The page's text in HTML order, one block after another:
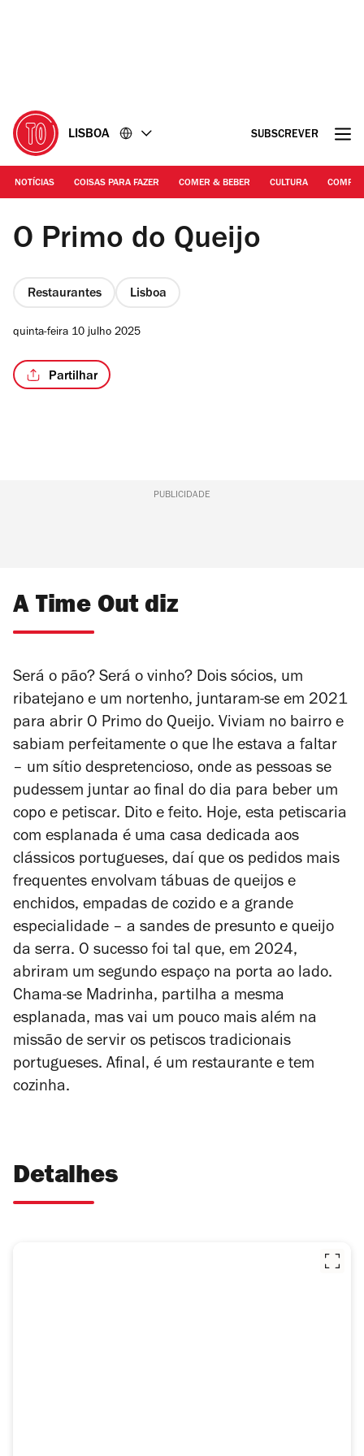
LISBOA SUBSCREVER
NOTÍCIAS COISAS PARA FAZER COMER & BEBER CULTURA
RITA CHANTRE
O Primo do Queijo
Restaurantes Lisboa
quinta-feira 10 julho 2025
Partilhar
PUBLICIDADE
A Time Out diz
Será o pão? Será o vinho? Dois sócios, um
ribatejano e um nortenho, juntaram-se em 2021
para abrir O Primo do Queijo. Viviam no bairro e
sabiam perfeitamente o que lhe estava a faltar
– um sítio despretencioso, onde as pessoas se
pudessem juntar ao final do dia para beber um
copo e petiscar. Dito e feito. Hoje, esta petiscaria
com esplanada é uma casa dedicada aos
clássicos portugueses, daí que os pedidos mais
frequentes envolvam tábuas de queijos e
enchidos, empadas de cozido e a grande
especialidade – a sandes de presunto e queijo
da serra. O sucesso foi tal que, em 2024,
abriram um segundo espaço na porta ao lado.
Chama-se Madrinha, partilha a mesma
esplanada, mas vai um pouco mais além na
missão de servir os petiscos tradicionais
portugueses. Afinal, é um restaurante e tem
cozinha.
Detalhes